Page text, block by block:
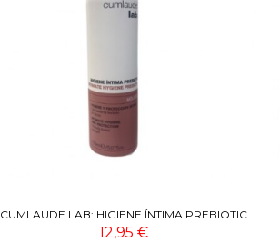
CUMLAUDE LAB: HIGIENE ÍNTIMA PREBIOTIC
MOUSSE 150 ML
12,95 €